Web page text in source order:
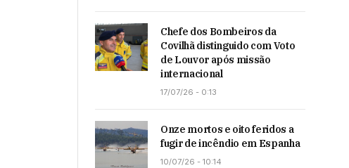
Chefe dos Bombeiros da
Covilhã distinguido com Voto
de Louvor após missão
internacional
17/07/26 - 0:13
Onze mortos e oito feridos a
fugir de incêndio em Espanha
10/07/26 - 10:14